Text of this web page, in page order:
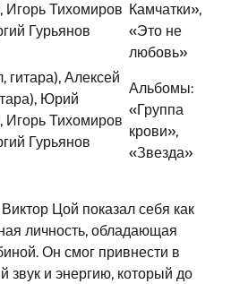
Игорь Тихомиров
Гурьянов
Камчатки»,
«Это не
любовь»
гитара), Алексей
Юрий
Игорь Тихомиров
Гурьянов
Альбомы:
«Группа
крови»,
«Звезда»
Цой показал себя как
личность, обладающая
Он смог привнести в
звук и энергию, который до